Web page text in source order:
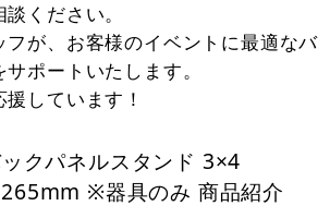
ください。
フが、お客様のイベントに最適なバ
ポートいたします。
しています！
クパネルスタンド 3×4
※器具のみ 商品紹介